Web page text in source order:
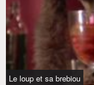
Le loup et sa brebiou